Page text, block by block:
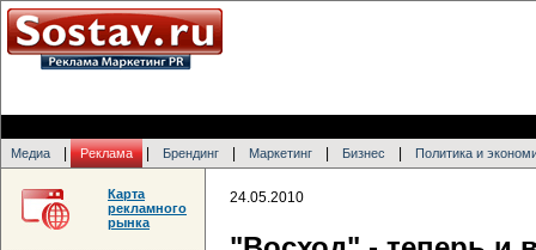
Медиа Реклама Брендинг Маркетинг Бизнес Политика и
24.05.2010
Карта
рекламного
рынка